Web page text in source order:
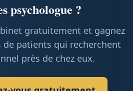
psychologue ?
gratuitement et gagnez
patients qui recherchent
près de chez eux.